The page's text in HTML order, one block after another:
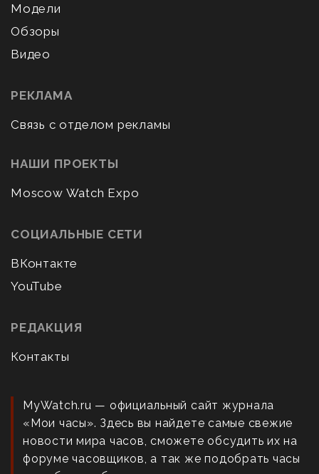
Модели
Обзоры
Видео
РЕКЛАМА
Связь с отделом рекламы
НАШИ ПРОЕКТЫ
Moscow Watch Expo
СОЦИАЛЬНЫЕ СЕТИ
ВКонтакте
YouTube
РЕДАКЦИЯ
Контакты
MyWatch.ru — официальный сайт журнала
«Мои часы». Здесь вы найдете самые свежие
новости мира часов, сможете обсудить их на
форуме часовщиков, а так же подобрать часы